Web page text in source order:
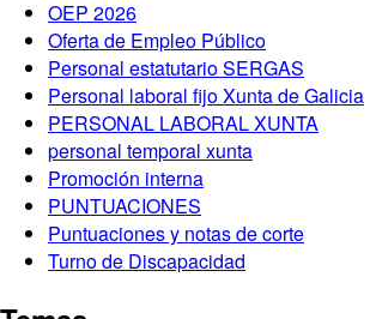
OEP 2026
Oferta de Empleo Público
Personal estatutario SERGAS
Personal laboral fijo Xunta de Galicia
PERSONAL LABORAL XUNTA
personal temporal xunta
Promoción interna
PUNTUACIONES
Puntuaciones y notas de corte
Turno de Discapacidad